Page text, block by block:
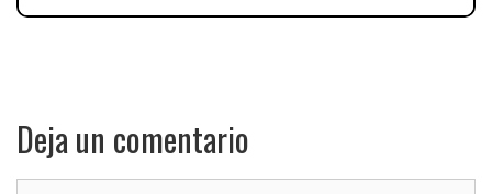
Deja un comentario